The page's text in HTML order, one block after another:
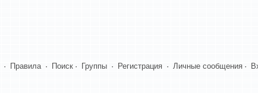
· Правила · Поиск · Группы · Регистрация · Личные сообщения ·